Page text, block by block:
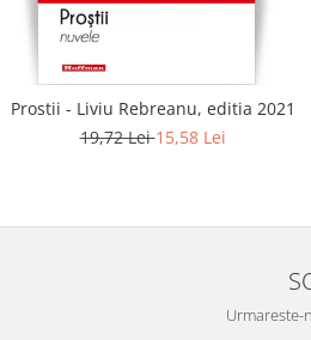
Prostii - Liviu Rebreanu, editia 2021
19,72 Lei15,58 Lei
Urmareste-